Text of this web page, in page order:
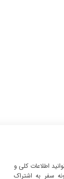
اطلاعات کلی و
سفر به اشتراک